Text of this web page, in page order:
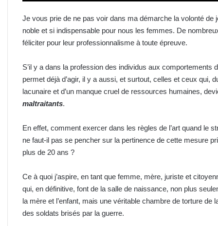
Je vous prie de ne pas voir dans ma démarche la volonté de
noble et si indispensable pour nous les femmes. De
féliciter pour leur professionnalisme à toute épreuve.
S’il y a dans la profession des individus aux comportements
permet déjà d’agir, il y a aussi, et surtout, celles et ceux qui,
lacunaire et d’un manque cruel de ressources humaines,
maltraitants.
En effet, comment exercer dans les règles de l’art quand le
ne faut-il pas se pencher sur la pertinence de cette mesure
plus de 20 ans ?
Ce à quoi j’aspire, en tant que femme, mère, juriste et
qui, en définitive, font de la salle de naissance, non plus
la mère et l’enfant, mais une véritable chambre de torture
des soldats brisés par la guerre.